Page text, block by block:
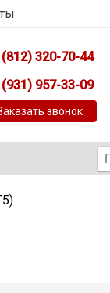
320-70-44
957-33-09
звонок